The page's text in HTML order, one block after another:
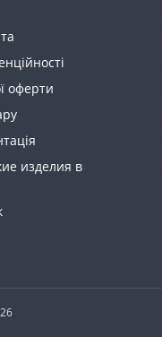
оферти
изделия в